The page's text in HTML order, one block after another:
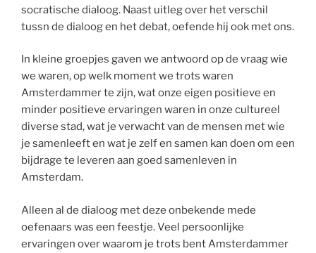
socratische dialoog. Naast uitleg over het verschil
tussn de dialoog en het debat, oefende hij ook met ons.
In kleine groepjes gaven we antwoord op de vraag wie
we waren, op welk moment we trots waren
Amsterdammer te zijn, wat onze eigen positieve en
minder positieve ervaringen waren in onze cultureel
diverse stad, wat je verwacht van de mensen met wie
je samenleeft en wat je zelf en samen kan doen om een
bijdrage te leveren aan goed samenleven in
Amsterdam.
Alleen al de dialoog met deze onbekende mede
oefenaars was een feestje. Veel persoonlijke
ervaringen over waarom je trots bent Amsterdammer